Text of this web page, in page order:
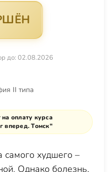
до: 02.08.2026
II типа
оплату курса
вперед. Томск"
худшего –
Однако болезнь,